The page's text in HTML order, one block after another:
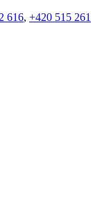
616, +420 515 261